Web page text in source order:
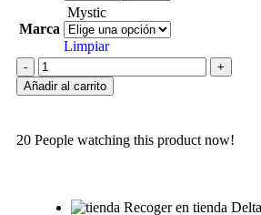
Marca
Mystic
Limpiar
Añadir al carrito
20 People watching this product now!
Recoger en tienda